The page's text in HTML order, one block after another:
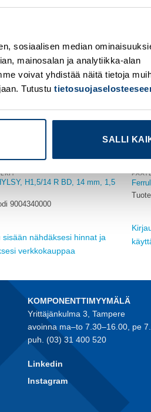
sosiaalisen median
mainosalan ja analytiikka-alan
voivat yhdistää näitä tietoja
Tutustu
SALLI
Add to
wishlist
H1,5/14 R BD, 14 mm, 1,5
9004340000
sisään nähdäksesi hinnat ja
verkkokauppaa
KOMPONENTTIMYYMÄLÄ
Yrittäjänkulma 3, Tampere
avoinna ma–to 7.30–16.00, pe
puh. (03) 31 400 520
Linkedin
Instagram